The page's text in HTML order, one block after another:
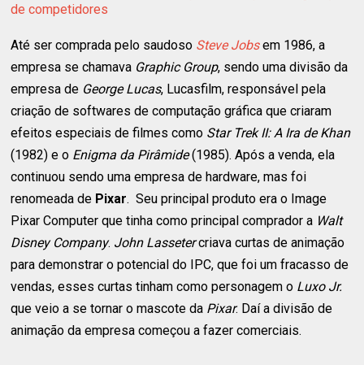
de competidores
Até ser comprada pelo saudoso Steve Jobsem 1986, a
empresa se chamava Graphic Group, sendo uma divisão da
empresa de George Lucas, Lucasfilm, responsável pela
criação de softwares de computação gráfica que criaram
efeitos especiais de filmes como Star Trek II: A Ira de Khan
(1982) e o Enigma da Pirâmide(1985). Após a venda, ela
continuou sendo uma empresa de hardware, mas foi
renomeada de Pixar. Seu principal produto era o Image
Pixar Computer que tinha como principal comprador a Walt
Disney Company. John Lassetercriava curtas de animação
para demonstrar o potencial do IPC, que foi um fracasso de
vendas, esses curtas tinham como personagem o Luxo Jr.
que veio a se tornar o mascote da Pixar. Daí a divisão de
animação da empresa começou a fazer comerciais.